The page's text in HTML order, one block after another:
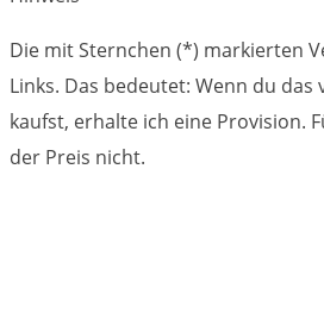
Die mit Sternchen (*) markierten
Links. Das bedeutet: Wenn du
kaufst, erhalte ich eine Provision.
der Preis nicht.